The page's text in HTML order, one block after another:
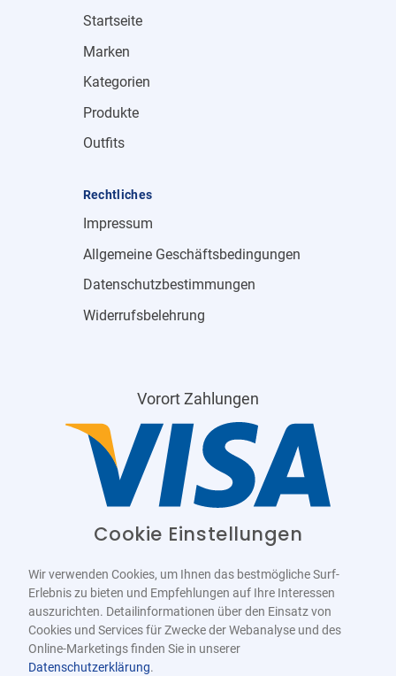
Startseite
Marken
Kategorien
Produkte
Outfits
Rechtliches
Impressum
Allgemeine Geschäftsbedingungen
Datenschutzbestimmungen
Widerrufsbelehrung
Vorort Zahlungen
Cookie Einstellungen
Wir verwenden Cookies, um Ihnen das bestmögliche Surf-
Erlebnis zu bieten und Empfehlungen auf Ihre Interessen
auszurichten. Detailinformationen über den Einsatz von
Cookies und Services für Zwecke der Webanalyse und des
Online-Marketings finden Sie in unserer
Datenschutzerklärung.